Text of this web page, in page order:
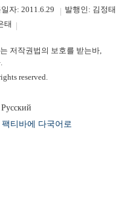
자: 2011.6.29
발행인: 김정태
태
저작권법의 보호를 받는바,
reserved.
Русский
티바에 다국어로